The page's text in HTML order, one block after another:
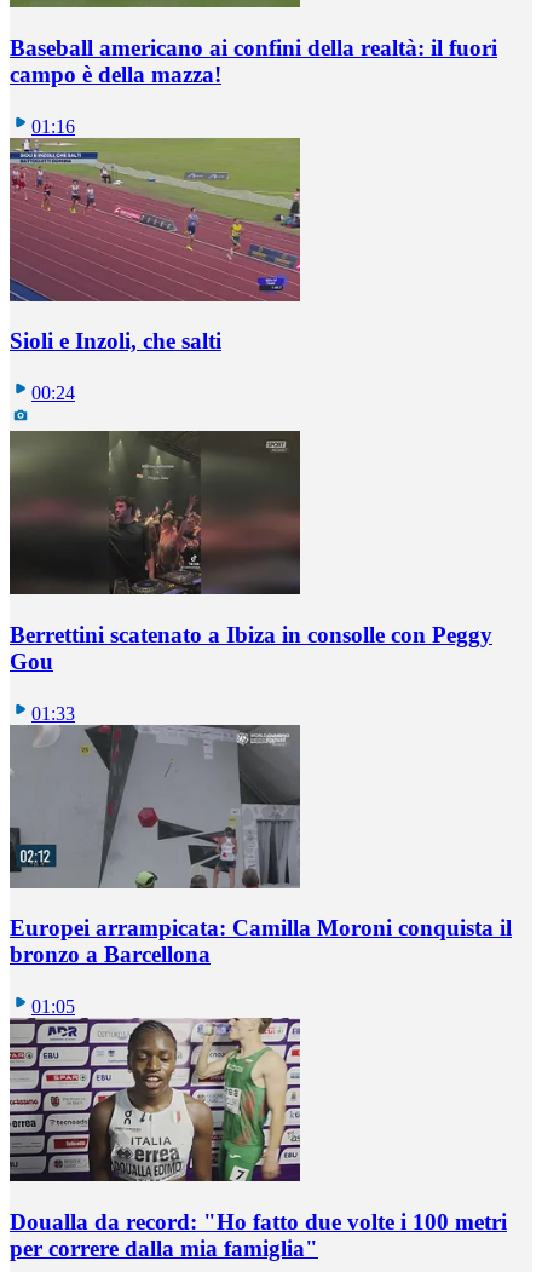
Baseball americano ai confini della realtà: il fuori
campo è della mazza!
01:16
Sioli e Inzoli, che salti
00:24
Berrettini scatenato a Ibiza in consolle con Peggy
Gou
01:33
Europei arrampicata: Camilla Moroni conquista il
bronzo a Barcellona
01:05
Doualla da record: "Ho fatto due volte i 100 metri
per correre dalla mia famiglia"